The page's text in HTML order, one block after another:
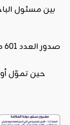
بين مسئول
صدور العدد 601 من جريدة التحرير
حين تموّل